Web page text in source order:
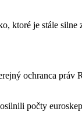
ktoré je stále silne
ochranca práv
počty